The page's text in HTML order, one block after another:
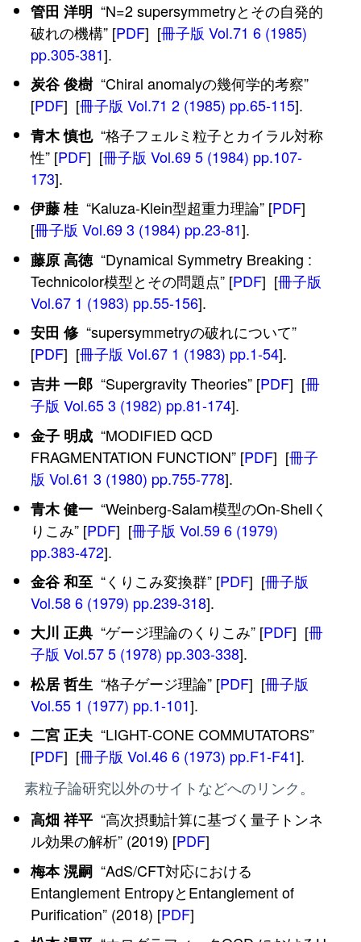
管田 洋明 “N=2 supersymmetryとその自発的
破れの機構” [PDF] [冊子版 Vol.71 6 (1985)
pp.305-381].
炭谷 俊樹“Chiral anomalyの幾何学的考察”
[PDF] [冊子版 Vol.71 2 (1985) pp.65-115].
青木 慎也“格子フェルミ粒子とカイラル対称
性” [PDF] [冊子版 Vol.69 5 (1984) pp.107-
173].
伊藤 桂“Kaluza-Klein型超重力理論” [PDF]
[冊子版 Vol.69 3 (1984) pp.23-81].
藤原 高徳“Dynamical Symmetry Breaking :
Technicolor模型とその問題点” [PDF] [冊子版
Vol.67 1 (1983) pp.55-156].
安田 修“supersymmetryの破れについて”
[PDF] [冊子版 Vol.67 1 (1983) pp.1-54].
吉井 一郎“Supergravity Theories” [PDF] [冊
子版 Vol.65 3 (1982) pp.81-174].
金子 明成“MODIFIED QCD
FRAGMENTATION FUNCTION” [PDF] [冊子
版 Vol.61 3 (1980) pp.755-778].
青木 健一“Weinberg-Salam模型のOn-Shellく
りこみ” [PDF] [冊子版 Vol.59 6 (1979)
pp.383-472].
金谷 和至“くりこみ変換群” [PDF] [冊子版
Vol.58 6 (1979) pp.239-318].
大川 正典“ゲージ理論のくりこみ” [PDF] [冊
子版 Vol.57 5 (1978) pp.303-338].
松居 哲生 “格子ゲージ理論” [PDF] [冊子版
Vol.55 1 (1977) pp.1-101].
二宮 正夫“LIGHT-CONE COMMUTATORS”
[PDF] [冊子版 Vol.46 6 (1973) pp.F1-F41].
素粒子論研究以外のサイトなどへのリンク。
高畑 祥平“高次摂動計算に基づく量子トンネ
ル効果の解析” (2019) [PDF]
梅本 滉嗣“AdS/CFT対応における
Entanglement EntropyとEntanglement of
Purification” (2018) [PDF]